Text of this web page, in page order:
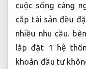
cuộc sống càng
cắp tài sản đều
nhiều nhu cầu.
lắp đặt 1 hệ
khoản đầu tư